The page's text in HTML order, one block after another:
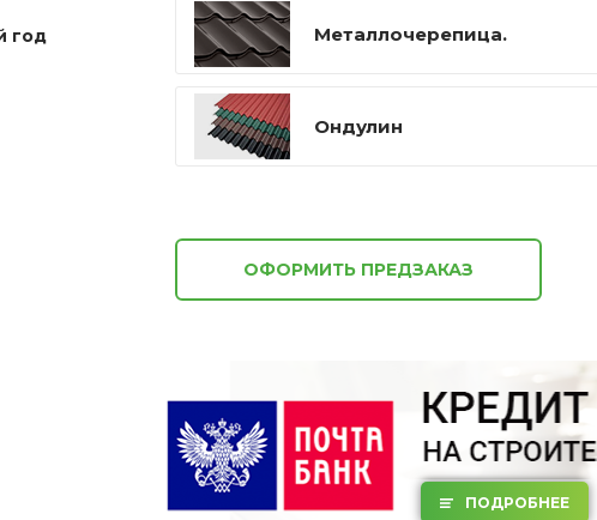
год
Металлочерепица.
Ондулин
ОФОРМИТЬ ПРЕДЗАКАЗ
ПОДРОБНЕЕ